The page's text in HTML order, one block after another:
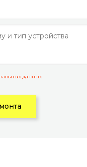
данных